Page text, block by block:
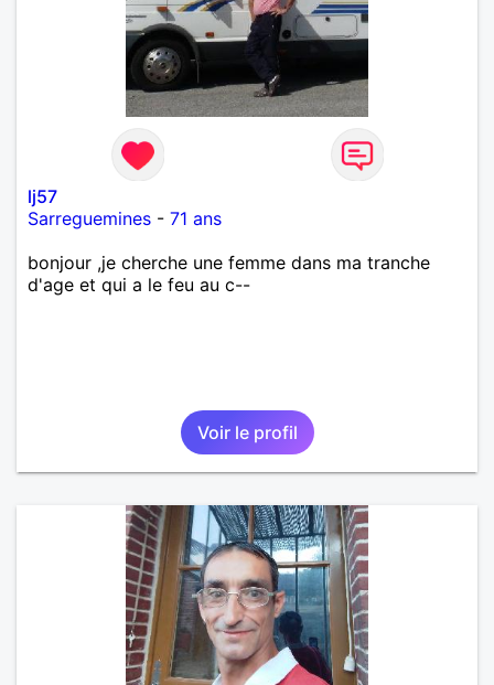
lj57
Sarreguemines - 71 ans
bonjour ,je cherche une femme dans ma tranche
d'age et qui a le feu au c--
Voir le profil